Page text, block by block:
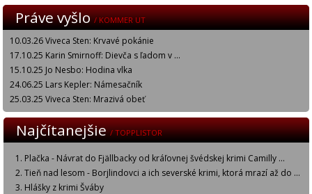
Práve vyšlo/ KOMMER UT
10.03.26 Viveca Sten: Krvavé pokánie
17.10.25 Karin Smirnoff: Dievča s ľadom v ...
15.10.25 Jo Nesbo: Hodina vlka
24.06.25 Lars Kepler: Námesačník
25.03.25 Viveca Sten: Mrazivá obeť
Najčítanejšie/ TOPPLISTOR
Plačka - Návrat do Fjällbacky od kráľovnej švédskej krimi Camilly ...
Tieň nad lesom - Borjlindovci a ich severské krimi, ktorá mrazí až do ...
Hlášky z krimi Šváby